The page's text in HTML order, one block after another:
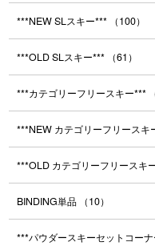
***NEW SLスキー*** （100）
***OLD SLスキー*** （61）
***カテゴリーフリースキー***
***NEW カテゴリーフリースキ
***OLD カテゴリーフリースキ
BINDING単品 （10）
***パウダースキーセットコー